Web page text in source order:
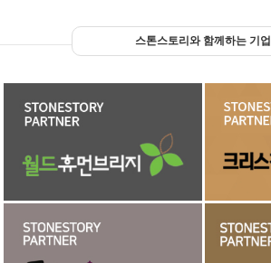
스톤스토리와 함께하는 기업